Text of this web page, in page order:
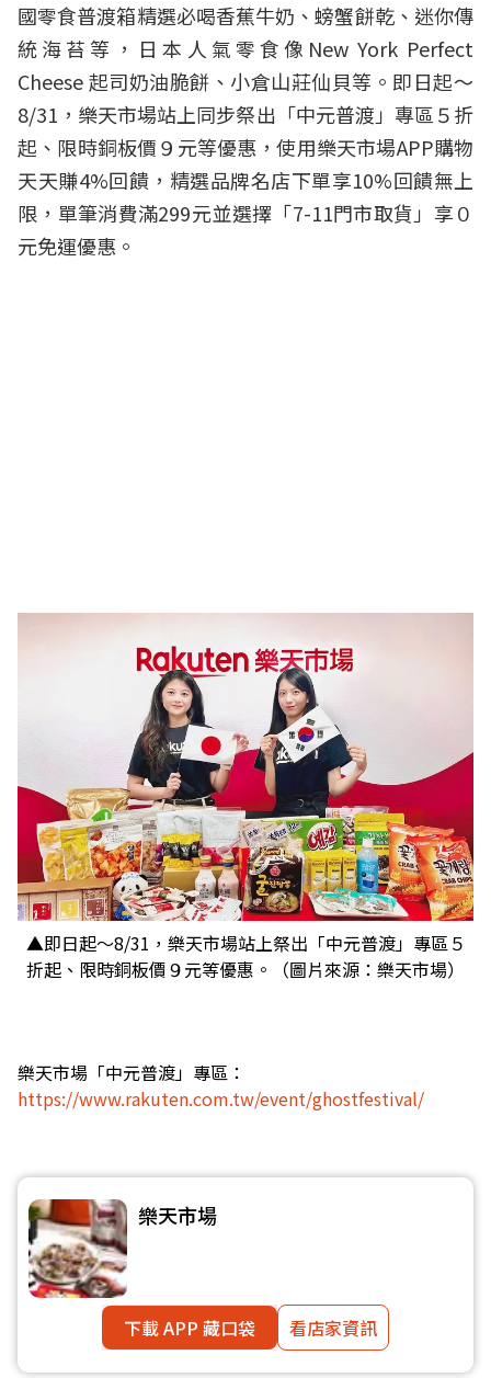
國零食普渡箱精選必喝香蕉牛奶、螃蟹餅乾、迷你傳
統海苔等，日本人氣零食像New York Perfect
Cheese 起司奶油脆餅、小倉山莊仙貝等。即日起～
8/31，樂天市場站上同步祭出「中元普渡」專區５折
起、限時銅板價９元等優惠，使用樂天市場APP購物
天天賺4%回饋，精選品牌名店下單享10%回饋無上
限，單筆消費滿299元並選擇「7-11門市取貨」享０
元免運優惠。
▲即日起～8/31，樂天市場站上祭出「中元普渡」專區５
折起、限時銅板價９元等優惠。（圖片來源：樂天市場）
樂天市場「中元普渡」專區：
https://www.rakuten.com.tw/event/ghostfestival/
樂天市場
下載 APP 藏口袋 看店家資訊